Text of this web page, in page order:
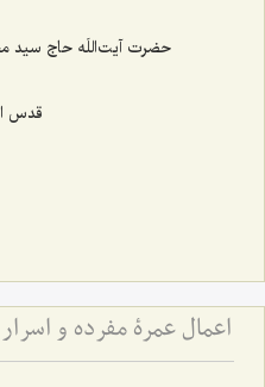
حضرت آیت‌اللَه حاج سید
قدس